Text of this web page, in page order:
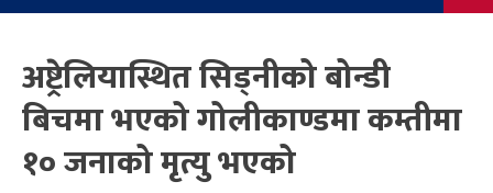
अष्ट्रेलियास्थित सिड्नीको बोन्डी
बिचमा भएको गोलीकाण्डमा कम्तीमा
१० जनाको मृत्यु भएको